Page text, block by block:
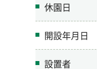
休園日
開設年月日
設置者